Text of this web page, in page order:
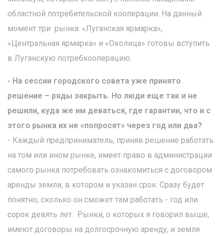
областной потребительской кооперации. На данный
момент три рынка: «Луганская ярмарка»,
«Центральная ярмарка» и «Околица» готовы вступить
в Луганскую потребкооперацию.
- На сессии городского совета уже принято
решение – ряды закрыть. Но люди еще так и не
решили, куда же им деваться, где гарантии, что и с
этого рынка их не «попросят» через год или два?
- Каждый предприниматель, приняв решение работать
на том или ином рынке, имеет право в администрации
самого рынка потребовать ознакомиться с договором
аренды земли, в котором и указан срок. Сразу будет
понятно, сколько он сможет там работать - год или
сорок девять лет. Рынки, о которых я говорил выше,
имеют договоры на долгосрочную аренду, и земля